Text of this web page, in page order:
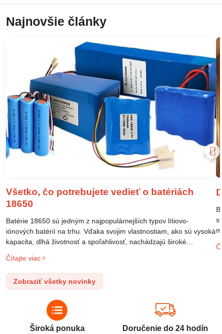
Najnovšie články
Všetko, čo potrebujete vedieť o batériách
18650
Batérie 18650 sú jedným z najpopulárnejších typov lítiovo-
iónových batérií na trhu. Vďaka svojim vlastnostiam, ako sú vysoká
kapacita, dlhá životnosť a spoľahlivosť, nachádzajú široké
po elektrické vozidlá. Pochopenie ich delenia, označovania a
správneho používania je kľúčom k ich efektívnemu a bezpečnému
využitiu.
Čítajte viac
Zobraziť všetky novinky
Široká ponuka Doručenie do 24 hodín